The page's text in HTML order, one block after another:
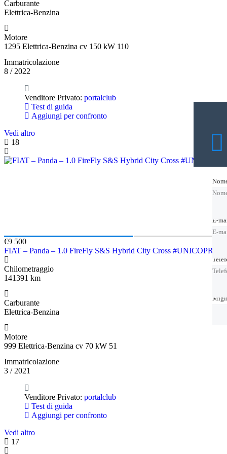
Carburante
Elettrica-Benzina
Motore
1295 Elettrica-Benzina cv 150 kW 110
Immatricolazione
8 / 2022
Venditore Privato: portalclub
Test di guida
Aggiungi per confronto
Vedi altro
18
€9 500
FIAT – Panda – 1.0 FireFly S&S Hybrid City Cross
Chilometraggio
141391 km
Carburante
Elettrica-Benzina
Motore
999 Elettrica-Benzina cv 70 kW 51
Immatricolazione
3 / 2021
Venditore Privato: portalclub
Test di guida
Aggiungi per confronto
Vedi altro
17
E-
E-
E-